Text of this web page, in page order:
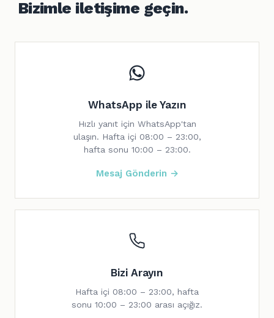
Bizimle iletişime geçin.
WhatsApp ile Yazın
Hızlı yanıt için WhatsApp'tan
ulaşın. Hafta içi 08:00 – 23:00,
hafta sonu 10:00 – 23:00.
Mesaj Gönderin →
Bizi Arayın
Hafta içi 08:00 – 23:00, hafta
sonu 10:00 – 23:00 arası açığız.